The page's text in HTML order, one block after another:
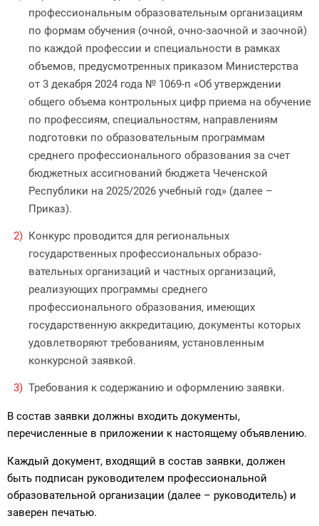
профессиональным образовательным организациям
по формам обучения (очной, очно-заочной и заочной)
по каждой профессии и специальности в рамках
объемов, предусмотренных приказом Министерства
от 3 декабря 2024 года № 1069-п «Об утверждении
общего объема контрольных цифр приема на обучение
по профессиям, специальностям, направлениям
подготовки по образовательным программам
среднего профессионального образования за счет
бюджетных ассигнований бюджета Чеченской
Республики на 2025/2026 учебный год» (далее –
Приказ).
Конкурс проводится для региональных
государственных профессиональных образо­
вательных организаций и частных организа­ций,
реализующих программы среднего
профессионального образования, име­ющих
государственную аккредитацию, документы которых
удовлетворяют требованиям, установленным
конкурсной заявкой.
Требования к содержанию и оформлению заявки.
В состав заявки должны входить документы,
перечисленные в приложе­нии к настоящему объявлению.
Каждый документ, входящий в состав заявки, должен
быть подписан руководителем профессиональной
образовательной организации (далее – руководи­тель) и
заверен печатью.